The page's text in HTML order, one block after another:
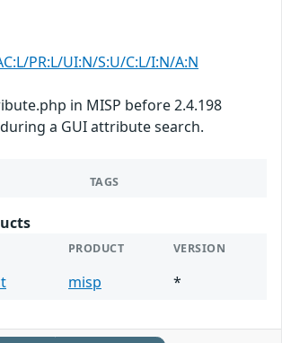
PR:L/UI:N/S:U/C:L/I:N/A:N
in MISP before 2.4.198
a GUI attribute search.
TAGS
PRODUCT VERSION
misp *